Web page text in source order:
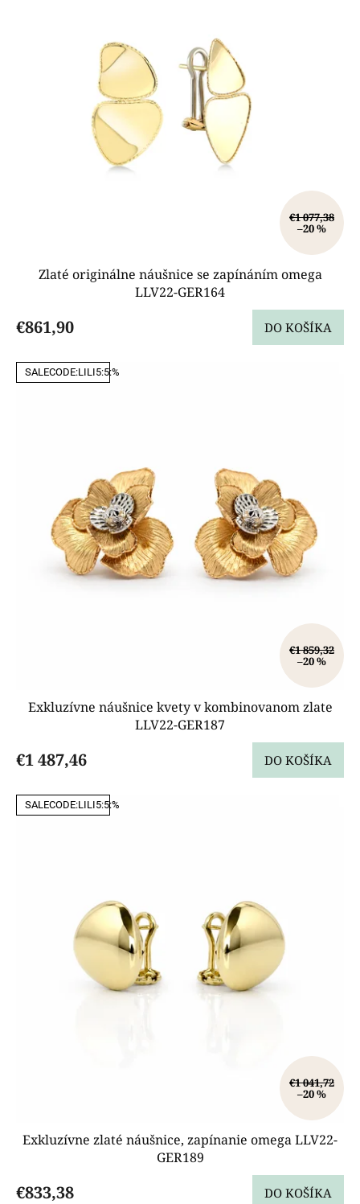
€1 077,38
–20 %
Zlaté originálne náušnice se zapínáním omega
LLV22-GER164
€861,90 DO KOŠÍKA
SALECODE:LILI5:5:%
€1 859,32
–20 %
Exkluzívne náušnice kvety v kombinovanom zlate
LLV22-GER187
€1 487,46 DO KOŠÍKA
SALECODE:LILI5:5:%
€1 041,72
–20 %
Exkluzívne zlaté náušnice, zapínanie omega LLV22-
GER189
€833,38 DO KOŠÍKA